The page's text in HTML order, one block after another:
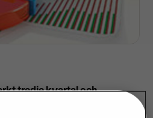
tredje kvartal och